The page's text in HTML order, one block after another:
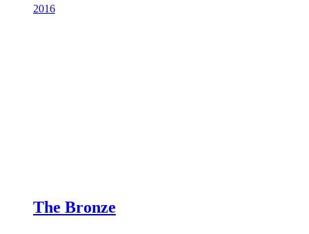
2016
The Bronze